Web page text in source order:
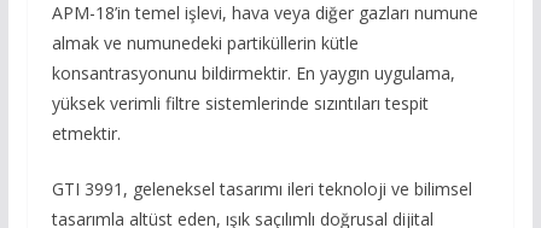
APM-18’in temel işlevi, hava veya diğer gazları numune
almak ve numunedeki partiküllerin kütle
konsantrasyonunu bildirmektir. En yaygın uygulama,
yüksek verimli filtre sistemlerinde sızıntıları tespit
etmektir.
GTI 3991, geleneksel tasarımı ileri teknoloji ve bilimsel
tasarımla altüst eden, ışık saçılımlı doğrusal dijital